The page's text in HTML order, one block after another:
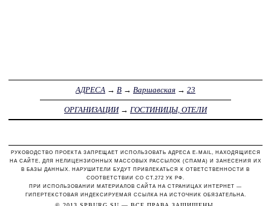
АДРЕСА → В → Варшавская → 23
ОРГАНИЗАЦИИ→ ГОСТИНИЦЫ, ОТЕЛИ
РУКОВОДСТВО ПРОЕКТА ЗАПРЕЩАЕТ ИСПОЛЬЗОВАТЬ АДРЕСА E-MAIL, НАХОДЯЩИЕСЯ
НА САЙТЕ, ДЛЯ НЕЛИЦЕНЗИОННЫХ МАССОВЫХ РАССЫЛОК (СПАМА) И ЗАНЕСЕНИЯ ИХ
В БАЗЫ ДАННЫХ. НАРУШИТЕЛИ БУДУТ ПРИВЛЕКАТЬСЯ К ОТВЕТСТВЕННОСТИ В
СООТВЕТСТВИИ СО СТ.272 УК РФ.
ПРИ ИСПОЛЬЗОВАНИИ МАТЕРИАЛОВ САЙТА НА СТРАНИЦАХ ИНТЕРНЕТ —
ГИПЕРТЕКСТОВАЯ ИНДЕКСИРУЕМАЯ ССЫЛКА НА ИСТОЧНИК ОБЯЗАТЕЛЬНА.